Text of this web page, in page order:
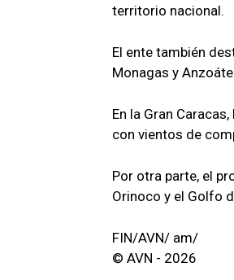
territorio nacional.
El ente también
Monagas y
En la Gran
con vientos de
Por otra parte, el
Orinoco y el Golfo
FIN/AVN/ am/
© AVN - 2026